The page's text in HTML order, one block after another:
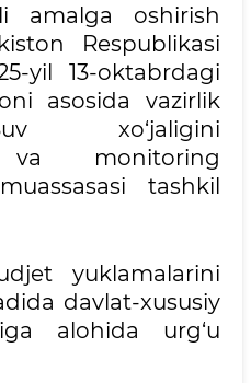
amalga oshirish
Respublikasi
yil 13-oktabrdagi
asosida vazirlik
xo‘jaligini
va monitoring
tashkil
yuklamalarini
davlat-xususiy
alohida urg‘u